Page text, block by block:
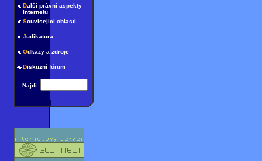
Další právní aspekty
Internetu
Související oblasti
Judikatura
Odkazy a zdroje
Diskuzní fórum
Najdi: